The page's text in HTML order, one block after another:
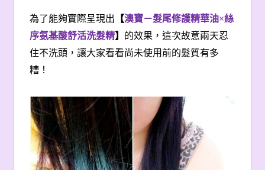
為了能夠實際呈現出 【澳寶－髮尾修護精華油×絲
序氨基酸舒活洗髮精】 的效果，這次故意兩天忍
住不洗頭，讓大家看看尚未使用前的髮質有多
糟！